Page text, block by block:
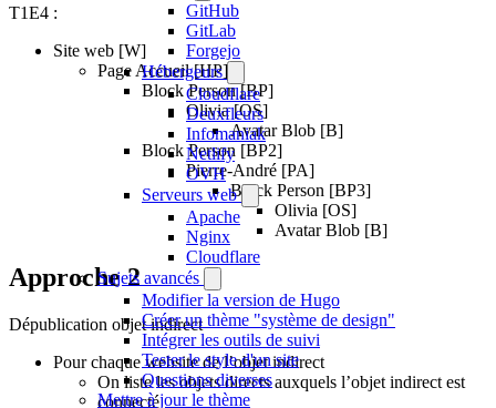
GitHub
GitLab
Forgejo
Hébergeurs
Cloudflare
Deuxfleurs
Infomaniak
Netlify
OVH
Serveurs web
Apache
Nginx
Cloudflare
Sujets avancés
Modifier la version de Hugo
Créer un thème "système de design"
Intégrer les outils de suivi
Tester le style d'un site
Questions diverses
Mettre à jour le thème
T1E4 :
Site web [W]
Page Accueil [HP]
Block Person [BP]
Olivia [OS]
Avatar Blob [B]
Block Person [BP2]
Pierre-André [PA]
Block Person [BP3]
Olivia [OS]
Avatar Blob [B]
Approche 2
Dépublication objet indirect
Pour chaque website de l’objet indirect
On liste les objets directs auxquels l’objet indirect est
connecté